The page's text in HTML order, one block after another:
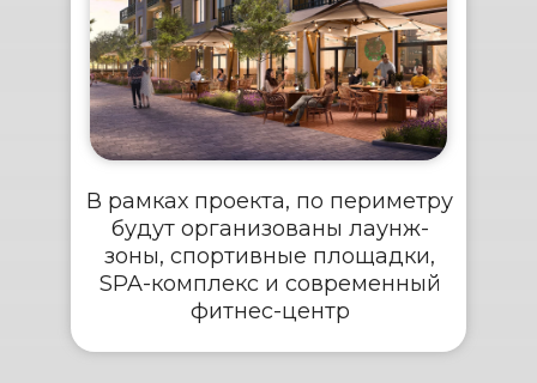
В рамках проекта, по периметру
будут организованы лаунж-
зоны, спортивные площадки,
SPA-комплекс и современный
фитнес-центр